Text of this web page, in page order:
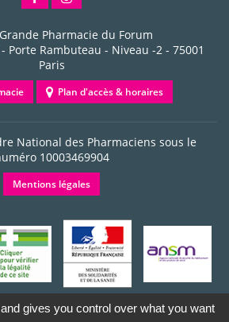
Grande Pharmacie du Forum
Porte Rambuteau - Niveau -2- 75001
Paris
Plan d'accès & horaires
National des Pharmaciens sous le
10003469904
Mentions légales
gives you control over what you want